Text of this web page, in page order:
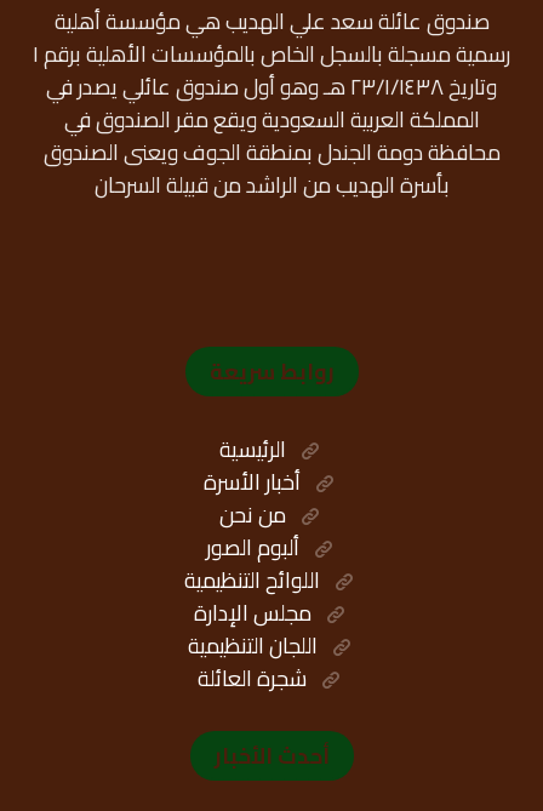
صندوق عائلة سعد علي الهديب هي مؤسسة أهلية
رسمية مسجلة بالسجل الخاص بالمؤسسات الأهلية برقم ١
وتاريخ ٢٣/١/١٤٣٨ هـ وهو أول صندوق عائلي يصدر في
المملكة العربية السعودية ويقع مقر الصندوق في
محافظة دومة الجندل بمنطقة الجوف ويعنى الصندوق
بأسرة الهديب من الراشد من قبيلة السرحان
روابط سريعة
الرئيسية
أخبار الأسرة
من نحن
ألبوم الصور
اللوائح التنظيمية
مجلس الإدارة
اللجان التنظيمية
شجرة العائلة
أحدث الأخبار